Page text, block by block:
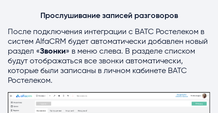
Прослушивание записей разговоров
После подключения интеграции с ВАТС Ростелеком в
систем AlfaCRM будет автоматически добавлен новый
раздел «Звонки» в меню слева. В разделе списком
будут отображаться все звонки автоматически,
которые были записаны в личном кабинете ВАТС
Ростелеком.